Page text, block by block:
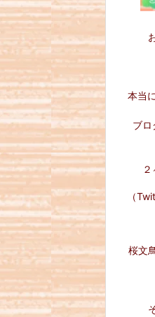
本当
ブ
（
桜文